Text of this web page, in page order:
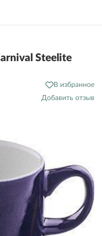
Steelite
В избранное
Добавить отзыв